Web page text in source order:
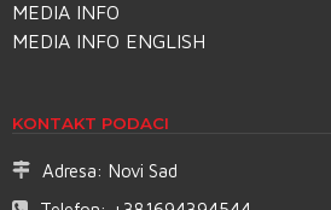
MEDIA INFO
MEDIA INFO ENGLISH
KONTAKT PODACI
Adresa: Novi Sad